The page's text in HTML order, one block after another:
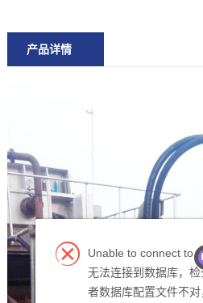
产品详情
Unable to connect to
无法连接到数据库，
者数据库配置文件不